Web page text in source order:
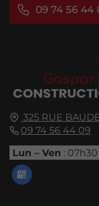
325 RUE
09 74 56 44 09
Lun – Ven :
09 74 56 44